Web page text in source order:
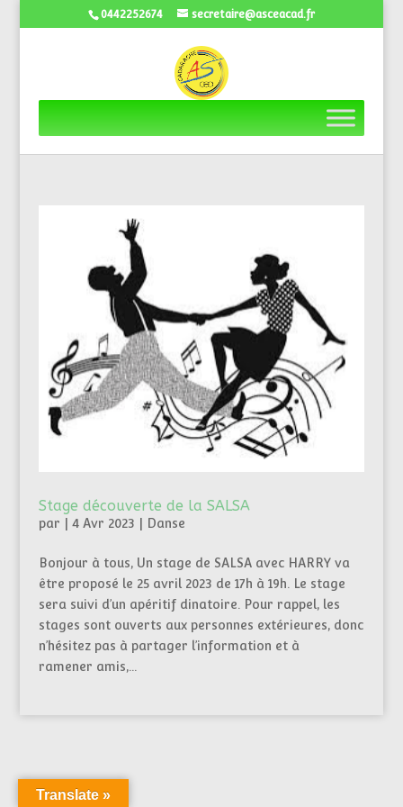
0442252674 secretaire@asceacad.fr
Stage découverte de la SALSA
par 4 Avr 2023 Danse
Bonjour à tous, Un stage de SALSA avec HARRY va
être proposé le 25 avril 2023 de 17h à 19h. Le stage
sera suivi d’un apéritif dinatoire. Pour rappel, les
stages sont ouverts aux personnes extérieures, donc
n’hésitez pas à partager l’information et à
ramener amis,...
Translate »